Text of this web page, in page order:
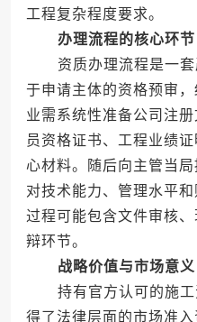
工程复杂程度要求。
办理流程的核心环节
资质办理流程是一套
于申请主体的资格预审
业需系统性准备公司注
员资格证书、工程业绩
心材料。随后向主管当
对技术能力、管理水平
过程可能包含文件审核
辩环节。
战略价值与市场意义
持有官方认可的施工
得了法律层面的市场准